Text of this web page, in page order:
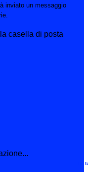
inviato un messaggio
casella di posta
Le